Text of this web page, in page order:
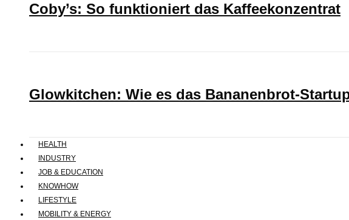
Coby’s: So funktioniert das Kaffeekonzentrat
Glowkitchen: Wie es das Bananenbrot-
HEALTH
INDUSTRY
JOB & EDUCATION
KNOWHOW
LIFESTYLE
MOBILITY & ENERGY